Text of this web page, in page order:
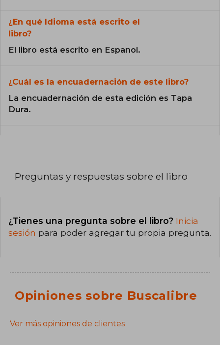
¿En qué Idioma está escrito el
libro?
El libro está escrito en Español.
¿Cuál es la encuadernación de este libro?
La encuadernación de esta edición es Tapa
Dura.
Preguntas y respuestas sobre el libro
¿Tienes una pregunta sobre el libro? Inicia
sesión para poder agregar tu propia pregunta.
Opiniones sobre Buscalibre
Ver más opiniones de clientes